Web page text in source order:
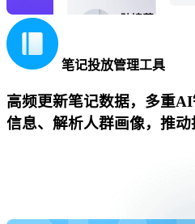
笔记投放管理工具
高频更新笔记数据，多重
信息、解析人群画像，推动